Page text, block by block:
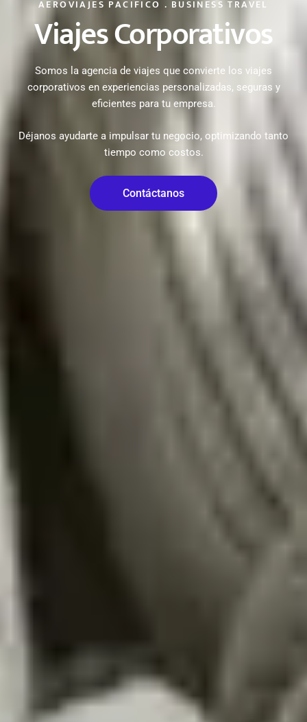
AEROVIAJES PACIFICO . BUSINESS TRAVEL
Viajes Corporativos
Somos la agencia de viajes que convierte los viajes
corporativos en experiencias personalizadas, seguras y
eficientes para tu empresa.
Déjanos ayudarte a impulsar tu negocio, optimizando tanto
tiempo como costos.
Contáctanos